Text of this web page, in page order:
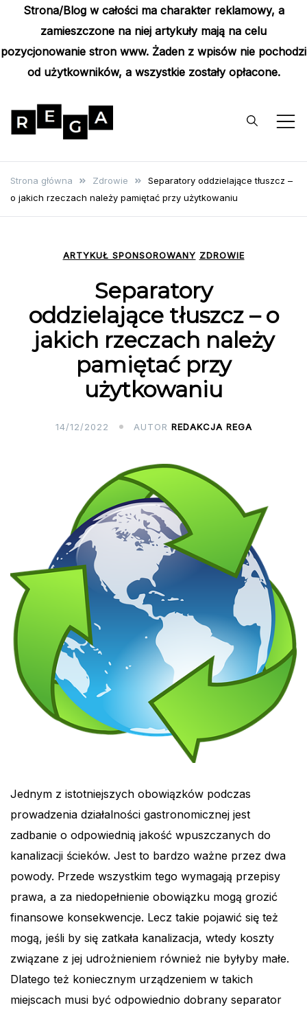
Strona/Blog w całości ma charakter reklamowy, a
zamieszczone na niej artykuły mają na celu
pozycjonowanie stron www. Żaden z wpisów nie pochodzi
od użytkowników, a wszystkie zostały opłacone.
content
Rega
Strona główna Zdrowie
Separatory oddzielające tłuszcz –
o jakich rzeczach należy pamiętać przy użytkowaniu
ARTYKUŁ SPONSOROWANY ZDROWIE
Separatory
oddzielające tłuszcz – o
jakich rzeczach należy
pamiętać przy
użytkowaniu
14/12/2022 AUTOR REDAKCJA REGA
Jednym z istotniejszych obowiązków podczas
prowadzenia działalności gastronomicznej jest
zadbanie o odpowiednią jakość wpuszczanych do
kanalizacji ścieków. Jest to bardzo ważne przez dwa
powody. Przede wszystkim tego wymagają przepisy
prawa, a za niedopełnienie obowiązku mogą grozić
finansowe konsekwencje. Lecz takie pojawić się też
mogą, jeśli by się zatkała kanalizacja, wtedy koszty
związane z jej udrożnieniem również nie byłyby małe.
Dlatego też koniecznym urządzeniem w takich
miejscach musi być odpowiednio dobrany separator